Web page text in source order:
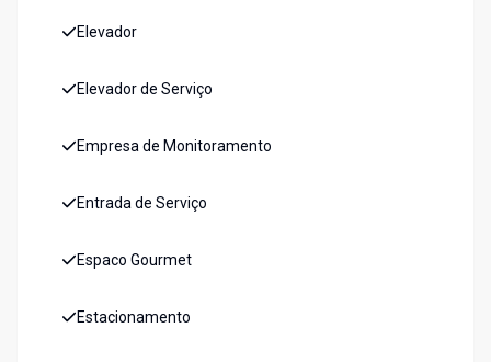
Elevador
Elevador de Serviço
Empresa de Monitoramento
Entrada de Serviço
Espaco Gourmet
Estacionamento